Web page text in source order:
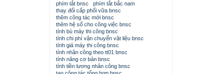
phím tắt bnsc
phím tắt bắc nam
thay đổi cấp phối vữa bnsc
thêm công tác mới bnsc
thêm hệ số cho công việc bnsc
tính bù máy thi công bnsc
tính chi phí vận chuyển vật liệu bnsc
tính giá máy thi công bnsc
tính nhân công theo tt01 bnsc
tính năng cơ bản bnsc
tính tiền lương nhân công bnsc